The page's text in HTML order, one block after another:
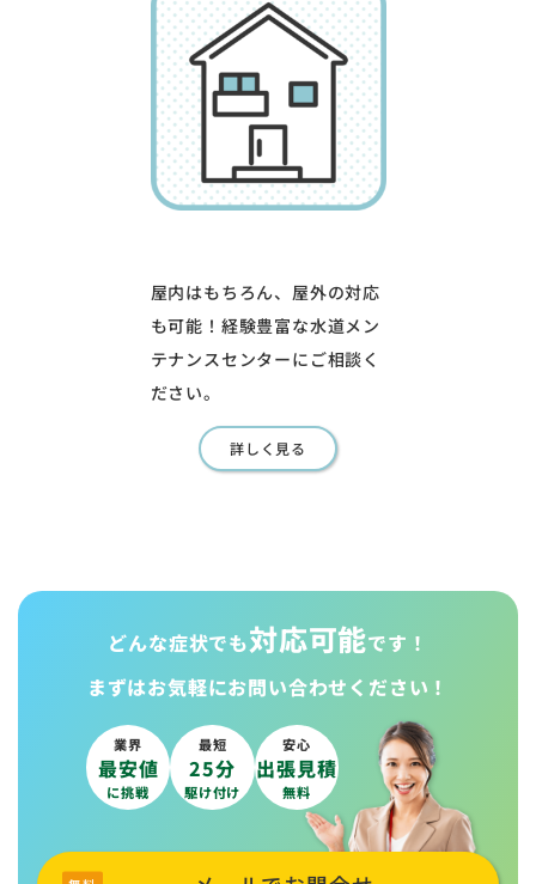
屋内はもちろん、屋外の対応
も可能！経験豊富な水道メン
テナンスセンターにご相談く
ださい。
詳しく見る
どんな症状でも対応可能です！
まずはお気軽にお問い合わせください！
業界
最安値
に挑戦
最短
25分
駆け付け
安心
出張見積
無料